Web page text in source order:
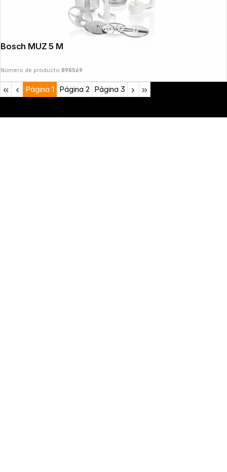
Bosch MUZ 5 MM 1 Miniprocesador
Número de producto:898569
Página 1 Página 2 Página 3